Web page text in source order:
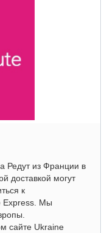
Редут из Франции в
доставкой могут
к
Express. Мы
сайте Ukraine